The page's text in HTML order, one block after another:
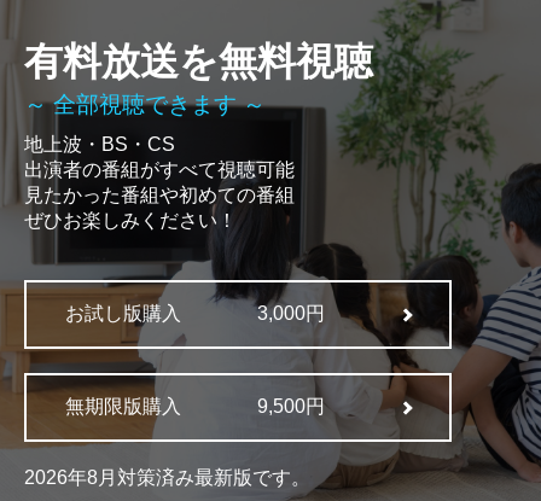
有料放送を無料視聴
～ 全部視聴できます ～
地上波・BS・CS
出演者の番組がすべて視聴可能
見たかった番組や初めての番組
ぜひお楽しみください！
お試し版購入 3,000円
無期限版購入 9,500円
2026年8月対策済み最新版です。